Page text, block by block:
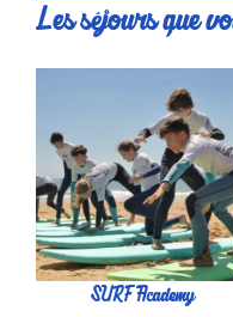
Les séjours que
SURF Academy